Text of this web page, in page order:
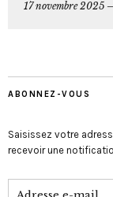
17 novembre 2025
ABONNEZ-VOUS
Saisissez votre
recevoir une